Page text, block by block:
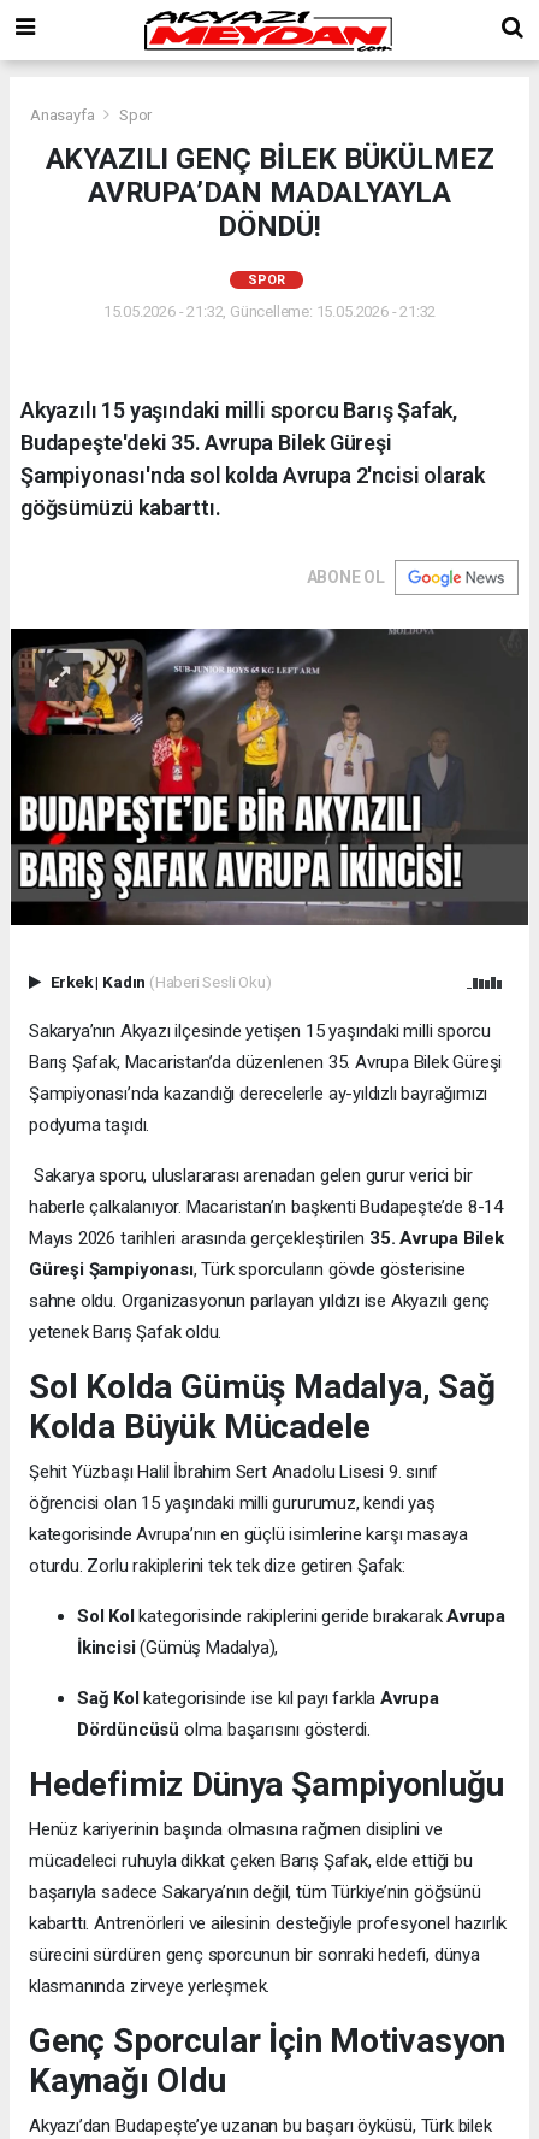
Anasayfa Spor
AKYAZILI GENÇ BİLEK BÜKÜLMEZ
AVRUPA’DAN MADALYAYLA
DÖNDÜ!
SPOR
15.05.2026 - 21:32, Güncelleme: 15.05.2026 - 21:32
Akyazılı 15 yaşındaki milli sporcu Barış Şafak,
Budapeşte'deki 35. Avrupa Bilek Güreşi
Şampiyonası'nda sol kolda Avrupa 2'ncisi olarak
göğsümüzü kabarttı.
ABONE OL
Erkek| Kadın (Haberi Sesli Oku)
Sakarya’nın Akyazı ilçesinde yetişen 15 yaşındaki milli sporcu
Barış Şafak, Macaristan’da düzenlenen 35. Avrupa Bilek Güreşi
Şampiyonası’nda kazandığı derecelerle ay-yıldızlı bayrağımızı
podyuma taşıdı.
Sakarya sporu, uluslararası arenadan gelen gurur verici bir
haberle çalkalanıyor. Macaristan’ın başkenti Budapeşte’de 8-14
Mayıs 2026 tarihleri arasında gerçekleştirilen 35. Avrupa Bilek
Güreşi Şampiyonası, Türk sporcuların gövde gösterisine
sahne oldu. Organizasyonun parlayan yıldızı ise Akyazılı genç
yetenek Barış Şafak oldu.
Sol Kolda Gümüş Madalya, Sağ
Kolda Büyük Mücadele
Şehit Yüzbaşı Halil İbrahim Sert Anadolu Lisesi 9. sınıf
öğrencisi olan 15 yaşındaki milli gururumuz, kendi yaş
kategorisinde Avrupa’nın en güçlü isimlerine karşı masaya
oturdu. Zorlu rakiplerini tek tek dize getiren Şafak:
Sol Kol kategorisinde rakiplerini geride bırakarakAvrupa
İkincisi(Gümüş Madalya),
Sağ Kol kategorisinde ise kıl payı farkla Avrupa
Dördüncüsü olma başarısını gösterdi.
Hedefimiz Dünya Şampiyonluğu
Henüz kariyerinin başında olmasına rağmen disiplini ve
mücadeleci ruhuyla dikkat çeken Barış Şafak, elde ettiği bu
başarıyla sadece Sakarya’nın değil, tüm Türkiye’nin göğsünü
kabarttı. Antrenörleri ve ailesinin desteğiyle profesyonel hazırlık
sürecini sürdüren genç sporcunun bir sonraki hedefi, dünya
klasmanında zirveye yerleşmek.
Genç Sporcular İçin Motivasyon
Kaynağı Oldu
Akyazı’dan Budapeşte’ye uzanan bu başarı öyküsü, Türk bilek